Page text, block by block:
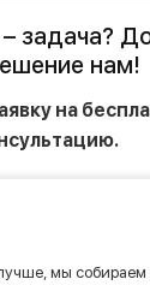
задача?
нам!
на
поля или
связаться с Вами и
с оценкой бизнеса
бесплатно.
мы